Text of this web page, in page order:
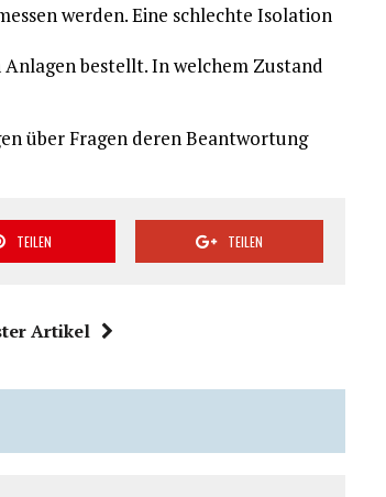
werden. Eine schlechte Isolation
Anlagen bestellt. In welchem Zustand
über Fragen deren Beantwortung
TEILEN TEILEN
Artikel